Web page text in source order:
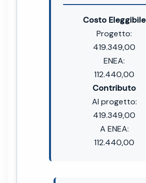
Costo Eleggibile
Progetto:
419.349,00
ENEA:
112.440,00
Contributo
Al progetto:
419.349,00
A ENEA:
112.440,00